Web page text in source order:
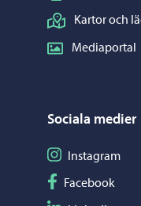
Kartor och
Mediaportal
Sociala medier
Följ på Instagram
Instagram
Följ på Facebook
Facebook